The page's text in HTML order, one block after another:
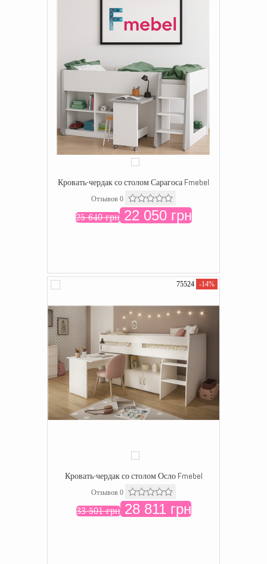
Кровать-чердак со столом Сарагоса Fmebel
Отзывов 0
25 640 грн22 050 грн
75524 -14%
Кровать-чердак со столом Осло Fmebel
Отзывов 0
33 501 грн28 811 грн